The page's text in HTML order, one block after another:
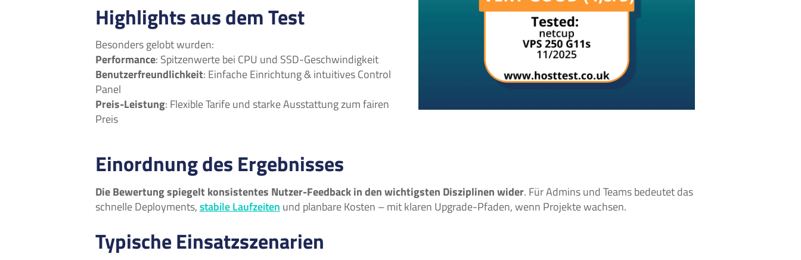
Highlights aus dem Test
Besonders gelobt wurden:
Performance: Spitzenwerte bei CPU und SSD-Geschwindigkeit
Benutzerfreundlichkeit: Einfache Einrichtung & intuitives Control
Panel
Preis-Leistung: Flexible Tarife und starke Ausstattung zum fairen
Preis
Einordnung des Ergebnisses
Die Bewertung spiegelt konsistentes Nutzer-Feedback in den wichtigsten Disziplinen wider. Für Admins und Teams bedeutet das
schnelle Deployments,stabile Laufzeiten und planbare Kosten – mit klaren Upgrade-Pfaden, wenn Projekte wachsen.
Typische Einsatzszenarien